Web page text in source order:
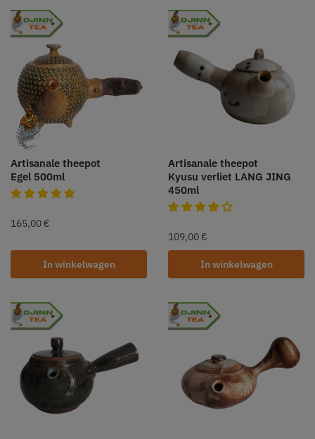
Artisanale theepot
Egel 500ml
165,00 €
In winkelwagen
Artisanale theepot
Kyusu verliet LANG JING
450ml
109,00 €
In winkelwagen